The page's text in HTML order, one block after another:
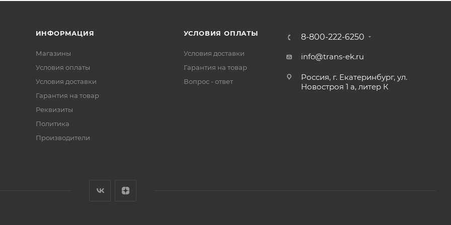
ИНФОРМАЦИЯ
Магазины
Условия оплаты
Условия доставки
Гарантия на товар
Реквизиты
Политика
Производители
УСЛОВИЯ ОПЛАТЫ
Условия доставки
Гарантия на товар
Вопрос - ответ
8-800-222-6250
info@trans-ek.ru
Россия, г. Екатеринбург, ул.
Новостроя 1 а, литер К